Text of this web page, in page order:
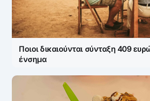
Ποιοι δικαιούνται σύνταξη 409
ένσημα